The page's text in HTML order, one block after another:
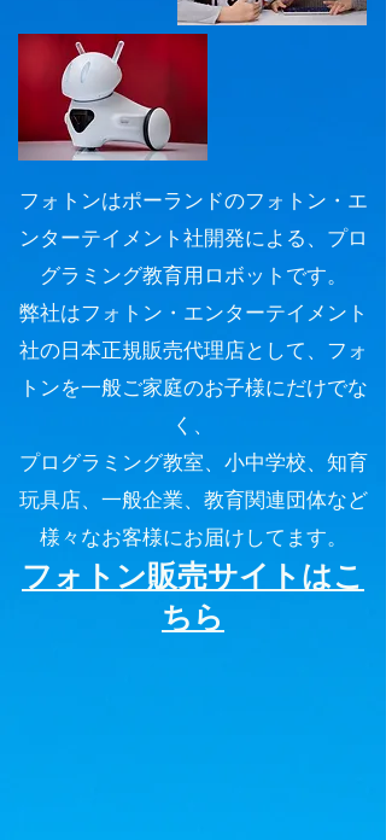
フォトンはポーランドのフォトン・エ
ンターテイメント社開発による、プロ
グラミング教育用ロボットです。
弊社はフォトン・エンターテイメント
社の日本正規販売代理店として、フォ
トンを一般ご家庭のお子様にだけでな
く、
プログラミング教室、小中学校、知育
玩具店、一般企業、教育関連団体など
様々なお客様にお届けしてます。​
​フォトン販売サイトはこ
ちら